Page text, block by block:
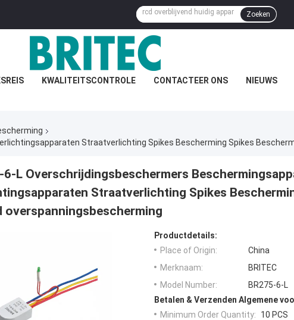
Zoeken
KWALITEITSCONTROLE CONTACTEER ONS NIEUWS
6-L Overschrijdingsbeschermers
Straatverlichting Spikes
overspanningsbescherming
Productdetails:
Place of Origin:
China
Merknaam:
BRITEC
Model Number:
BR275-6-L
Betalen & Verzenden Algemene
Minimum Order Quantity:
10 PCS